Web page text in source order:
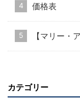
価格表
【マリー・
カテゴリー